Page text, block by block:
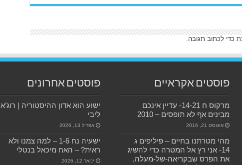
כדי לכתוב תגובה.
פוסטים אקראיים
מרקוס ח 14-21- עדיין אינכם
מבינים אף לא תופסים – 2010
אוגוסט 21, 2016
מהי מטרתנו בחיים – פיליפים ג
14- אני רץ אל המטרה כדי להשיג
את הפרס שבקריאה-של-מעלה,
פוסטים אחרונים
ישוע הוא אדון ההיסטוריה | רוג’א
ליבי
אפריל 13, 2026
ישעיה נח 1-6 – למה צמנו ולא
ראית? – האח מיכאל בנטלי
ינואר 12, 2026